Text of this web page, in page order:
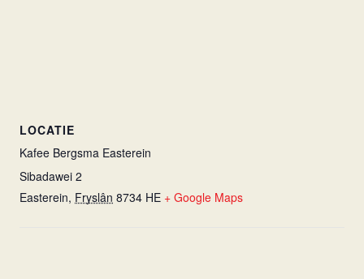
LOCATIE
Kafee Bergsma Easterein
Sibadawei 2
Easterein, Fryslân 8734 HE + Google Maps